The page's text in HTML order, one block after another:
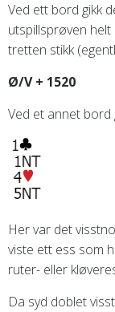
Ved ett bord gikk
utspillsprøven
tretten stikk
Ø/V + 1520
Ved et annet bord
Her var det
viste ett ess som
ruter- eller
Da syd doblet